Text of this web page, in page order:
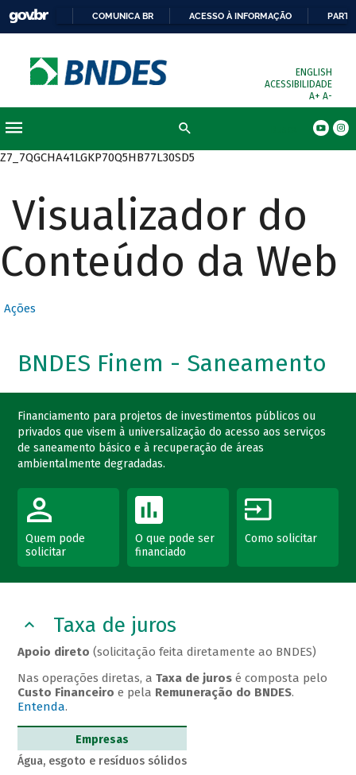
COMUNICA BR ACESSO À INFORMAÇÃO
ENGLISH
ACESSIBILIDADE
A+ A-
Z7_7QGCHA41LGKP70Q5HB77L30SD5
Visualizador do
Conteúdo da Web
Ações
BNDES Finem - Saneamento
Financiamento para projetos de investimentos públicos ou
privados que visem à universalização do acesso aos serviços
de saneamento básico e à recuperação de áreas
ambientalmente degradadas.
Quem pode
solicitar
O que pode ser
financiado
Como solicitar
Taxa de juros
Apoio direto(solicitação feita diretamente ao BNDES)
Nas operações diretas, aTaxa de juros é composta pelo
Custo Financeiro e pela Remuneração do BNDES.
Entenda.
Empresas
Água, esgoto e resíduos sólidos